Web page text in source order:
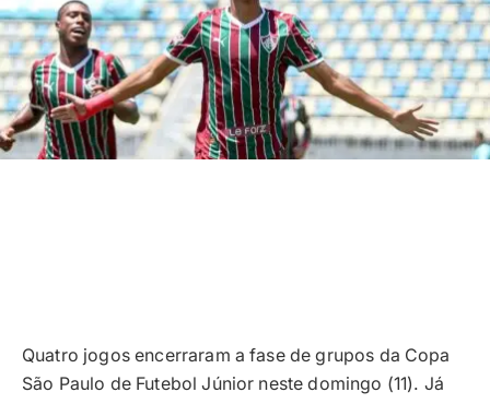
Quatro jogos encerraram a fase de grupos da Copa
São Paulo de Futebol Júnior neste domingo (11). Já